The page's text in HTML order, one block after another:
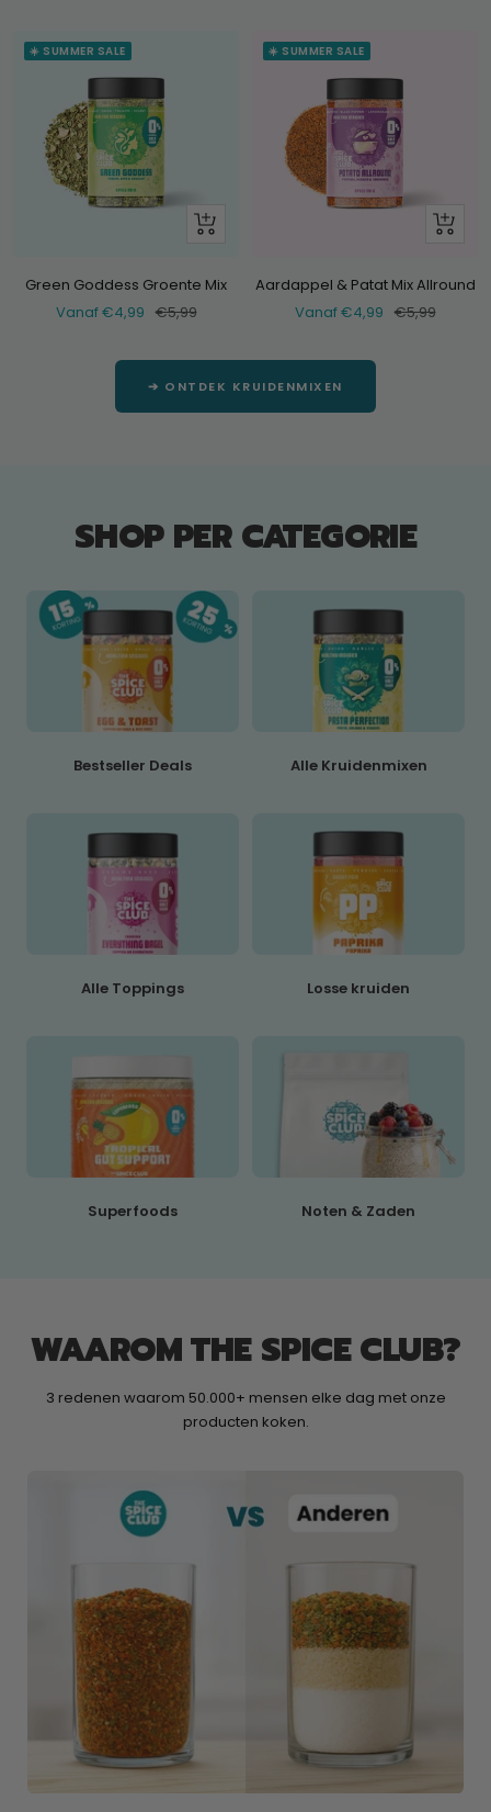
☀️ SUMMER SALE
Bekijk
Green Goddess Groente Mix
Verkoopprijs
Vanaf €4,99 Normale
€5,99
☀️ SUMMER SALE
Bekijk
Aardappel & Patat Mix Allround
Verkoopprijs
Vanaf €4,99 Normale
€5,99
➔ ONTDEK KRUIDENMIXEN
SHOP PER CATEGORIE
Bestseller Deals Alle Kruidenmixen
Alle Toppings Losse kruiden
Superfoods Noten & Zaden
WAAROM THE SPICE CLUB?
3 redenen waarom 50.000+ mensen elke dag met onze
producten koken.